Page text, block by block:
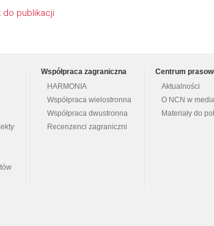
do publikacji
Współpraca zagraniczna
HARMONIA
Współpraca wielostronna
Współpraca dwustronna
Recenzenci zagraniczni
Centrum
Aktualności
O NCN w
Materiały do